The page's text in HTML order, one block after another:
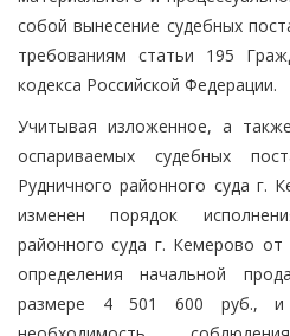
собой вынесение судебных
требованиям статьи 195
кодекса Российской Федерации.
Учитывая изложенное, а
оспариваемых судебных
Рудничного районного суда г.
изменен порядок
районного суда г. Кемерово от
определения начальной
размере 4 501 600 руб., и